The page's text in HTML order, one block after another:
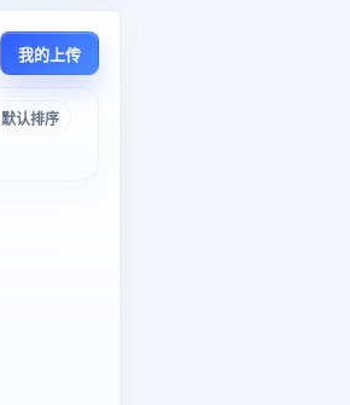
我的上传
默认排序